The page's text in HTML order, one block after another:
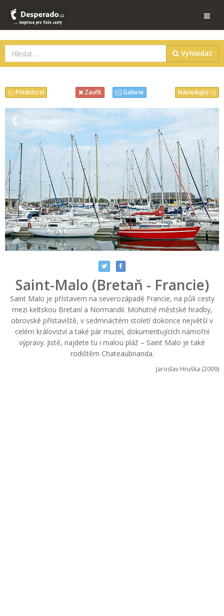
Vyhledat
Následující
Předchozí Zavřít Galerie
Saint-Malo (Bretaň - Francie)
Saint Malo je přístavem na severozápadě Francie, na půli cesty
mezi keltskou Bretaní a Normandií. Mohutné městské hradby,
obrovské přístaviště, v sedmnáctém století dokonce největší v
celém království a také pár muzeí, dokumentujících námořní
výpravy. Jistě, najdete tu i malou pláž – Saint Malo je také
rodištěm Chateaubrianda.
Jaroslav Hruška (2009)